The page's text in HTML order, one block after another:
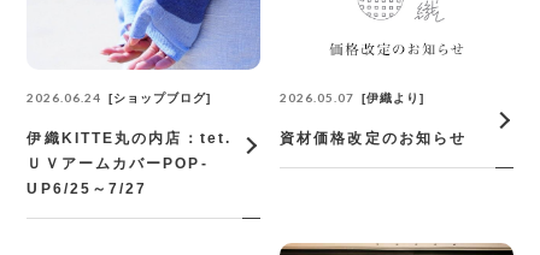
2026.06.24 ショップブログ
伊織KITTE丸の内店：tet.
ＵＶアームカバーPOP‐
UP6/25～7/27
2026.05.07 伊織より
資材価格改定のお知らせ